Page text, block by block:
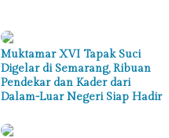
Muktamar XVI Tapak Suci
Digelar di Semarang, Ribuan
Pendekar dan Kader dari
Dalam-Luar Negeri Siap Hadir